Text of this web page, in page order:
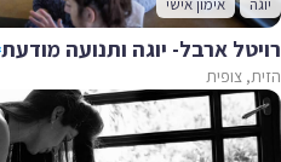
יוגה אימון אישי
רויטל ארבל- יוגה ותנועה מודעת
הזית, צופית